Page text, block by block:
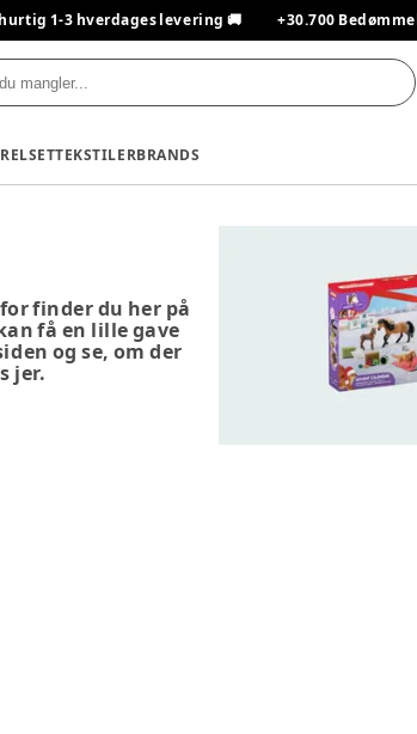
1-3 hverdages levering 🚚 +30.700
TEKSTILERBRANDS
finder du her på
få en lille gave
og se, om der
jer.